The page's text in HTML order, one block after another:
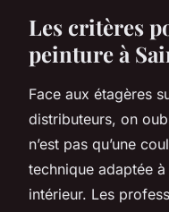
Les critères
peinture à
Face aux étagères
distributeurs, on
n’est pas qu’une
technique adaptée
intérieur. Les